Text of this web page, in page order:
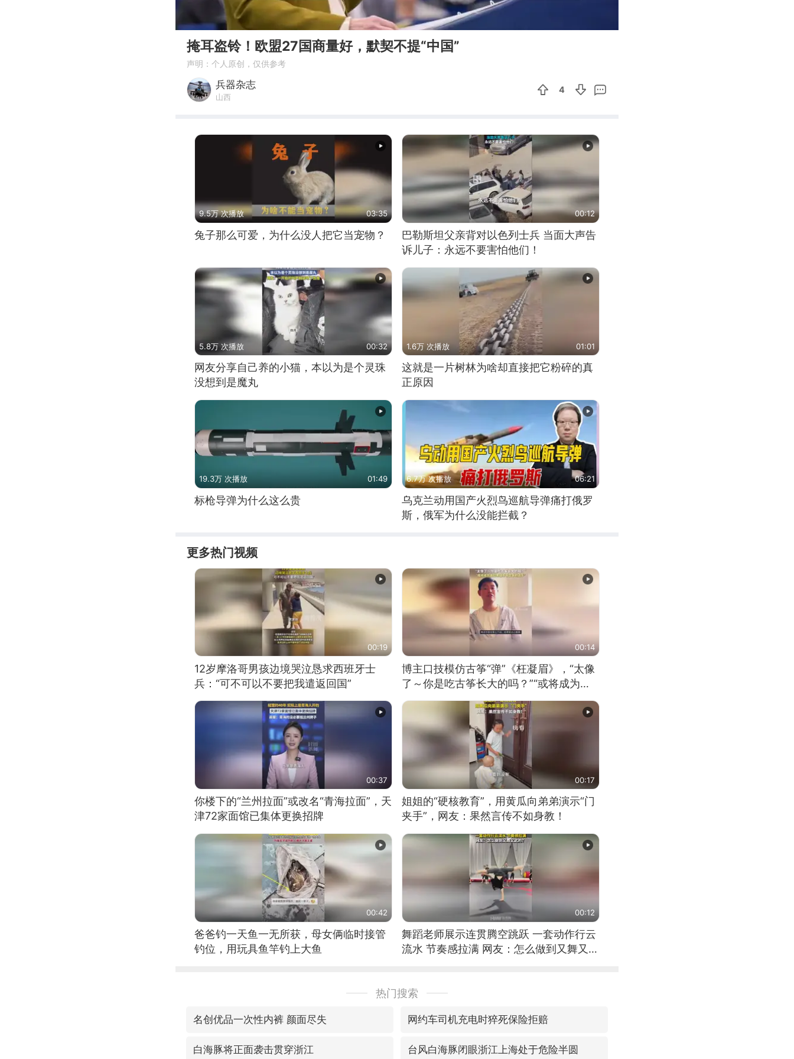
掩耳盗铃！欧盟27国商量好，默契不提“中国”
声明：个人原创，仅供参考
兵器杂志
山西
4
9.5万 次播放 03:35
兔子那么可爱，为什么没人把它当宠物？
00:12
巴勒斯坦父亲背对以色列士兵 当面大声告
诉儿子：永远不要害怕他们！
5.8万 次播放 00:32
网友分享自己养的小猫，本以为是个灵珠
没想到是魔丸
1.6万 次播放 01:01
这就是一片树林为啥却直接把它粉碎的真
正原因
19.3万 次播放 01:49
标枪导弹为什么这么贵
6.7万 次播放 06:21
乌克兰动用国产火烈鸟巡航导弹痛打俄罗
斯，俄军为什么没能拦截？
更多热门视频
00:19
12岁摩洛哥男孩边境哭泣恳求西班牙士
兵：“可不可以不要把我遣返回国”
00:14
博主口技模仿古筝“弹”《枉凝眉》，“太像
了～你是吃古筝长大的吗？”“或将成为首
位考级不带古筝的选手。”（来源：新华每
00:37
你楼下的“兰州拉面”或改名“青海拉面”，天
津72家面馆已集体更换招牌
00:17
姐姐的“硬核教育”，用黄瓜向弟弟演示“门
夹手”，网友：果然言传不如身教！
00:42
爸爸钓一天鱼一无所获，母女俩临时接管
钓位，用玩具鱼竿钓上大鱼
00:12
舞蹈老师展示连贯腾空跳跃 一套动作行云
流水 节奏感拉满 网友：怎么做到又舞又武
热门搜索
名创优品一次性内裤 颜面尽失 网约车司机充电时猝死保险拒赔
白海豚将正面袭击贯穿浙江 台风白海豚闭眼浙江上海处于危险半圆